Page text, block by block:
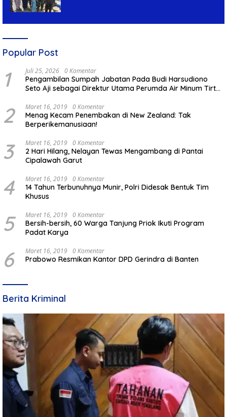
Popular Post
1 Juli 25, 2026 0 Komentar
Pengambilan Sumpah Jabatan Pada Budi Harsudiono
Seto Aji sebagai Direktur Utama Perumda Air Minum Tirta
2 Maret 16, 2019 0 Komentar
Menag Kecam Penembakan di New Zealand: Tak
Berperikemanusiaan!
3 Maret 16, 2019 0 Komentar
2 Hari Hilang, Nelayan Tewas Mengambang di Pantai
Cipalawah Garut
4 Maret 16, 2019 0 Komentar
14 Tahun Terbunuhnya Munir, Polri Didesak Bentuk Tim
Khusus
5 Maret 16, 2019 0 Komentar
Bersih-bersih, 60 Warga Tanjung Priok Ikuti Program
Padat Karya
6 Maret 16, 2019 0 Komentar
Prabowo Resmikan Kantor DPD Gerindra di Banten
Berita Kriminal